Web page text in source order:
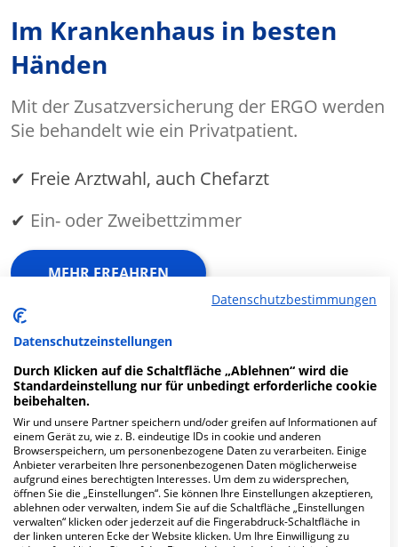
Im Krankenhaus in besten
Händen
Mit der Zusatzversicherung der ERGO werden
Sie behandelt wie ein Privatpatient.
✔ Freie Arztwahl, auch Chefarzt
✔ Ein- oder Zweibettzimmer
MEHR ERFAHREN
Anzeige
Fachabteilungen
Fachabteilung suchen:
Datenschutzbestimmungen
Datenschutzeinstellungen
Durch Klicken auf die Schaltfläche „Ablehnen“ wird die
Standardeinstellung nur für unbedingt erforderliche cookie
beibehalten.
Wir und unsere Partner speichern und/oder greifen auf Informationen auf
einem Gerät zu, wie z. B. eindeutige IDs in cookie und anderen
Browserspeichern, um personenbezogene Daten zu verarbeiten. Einige
Anbieter verarbeiten Ihre personenbezogenen Daten möglicherweise
aufgrund eines berechtigten Interesses. Um dem zu widersprechen,
öffnen Sie die „Einstellungen“. Sie können Ihre Einstellungen akzeptieren,
ablehnen oder verwalten, indem Sie auf die Schaltfläche „Einstellungen
verwalten“ klicken oder jederzeit auf die Fingerabdruck-Schaltfläche in
der linken unteren Ecke der Website klicken. Um Ihre Einwilligung zu